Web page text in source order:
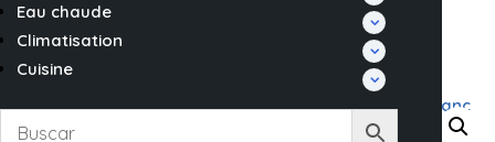
Eau chaude
Climatisation
Cuisine